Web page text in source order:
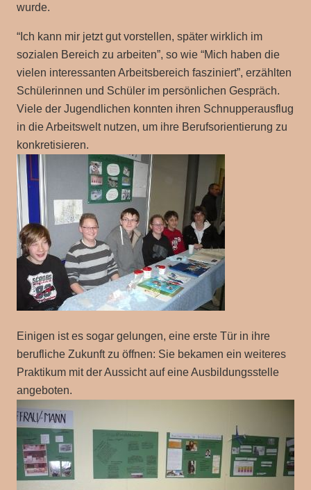
wurde.
“Ich kann mir jetzt gut vorstellen, später wirklich im
sozialen Bereich zu arbeiten”, so wie “Mich haben die
vielen interessanten Arbeitsbereich fasziniert”, erzählten
Schülerinnen und Schüler im persönlichen Gespräch.
Viele der Jugendlichen konnten ihren Schnupperausflug
in die Arbeitswelt nutzen, um ihre Berufsorientierung zu
konkretisieren.
Einigen ist es sogar gelungen, eine erste Tür in ihre
berufliche Zukunft zu öffnen: Sie bekamen ein weiteres
Praktikum mit der Aussicht auf eine Ausbildungsstelle
angeboten.